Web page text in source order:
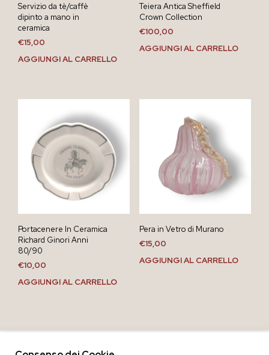
Servizio da tè/caffè
dipinto a mano in
ceramica
€15,00
AGGIUNGI AL CARRELLO
Teiera Antica Sheffield
Crown Collection
€100,00
AGGIUNGI AL CARRELLO
Portacenere In Ceramica
Richard Ginori Anni
80/90
€10,00
AGGIUNGI AL CARRELLO
Pera in Vetro di Murano
€15,00
AGGIUNGI AL CARRELLO